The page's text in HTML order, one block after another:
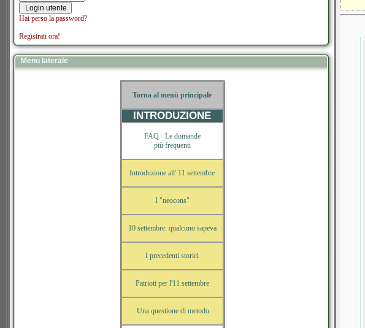
Hai perso la password?
Registrati ora!
Menu laterale
Torna al menù principale
INTRODUZIONE
FAQ - Le domande
più frequenti
Introduzione all' 11 settembre
I "neocons"
10 settembre: qualcuno sapeva
I precedenti storici
Patrioti per l'11 settembre
Una questione di metodo